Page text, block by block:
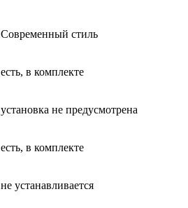
Современный стиль
есть, в комплекте
установка не предусмотрена
есть, в комплекте
не устанавливается